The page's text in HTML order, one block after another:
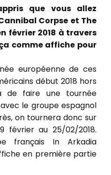
que vous allez
Corpse et The
février 2018 à travers
comme affiche pour
européenne de ces
début 2018 hors
de faire une tournée
le groupe espagnol
on tournera donc sur
février au 25/02/2018.
français In Arkadia
en première partie